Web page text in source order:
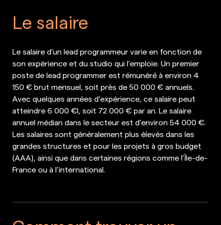
Le salaire
Le salaire d’un lead programmeur varie en fonction de
son expérience et du studio qui l’emploie. Un premier
poste de lead programmer est rémunéré à environ 4
150 € brut mensuel, soit près de 50 000 € annuels.
Avec quelques années d’expérience, ce salaire peut
atteindre 6 000 €l, soit 72 000 € par an. Le salaire
annuel médian dans le secteur est d’environ 54 000 €.
Les salaires sont généralement plus élevés dans les
grandes structures et pour les projets à gros budget
(AAA), ainsi que dans certaines régions comme l’Île-de-
France ou à l’international.